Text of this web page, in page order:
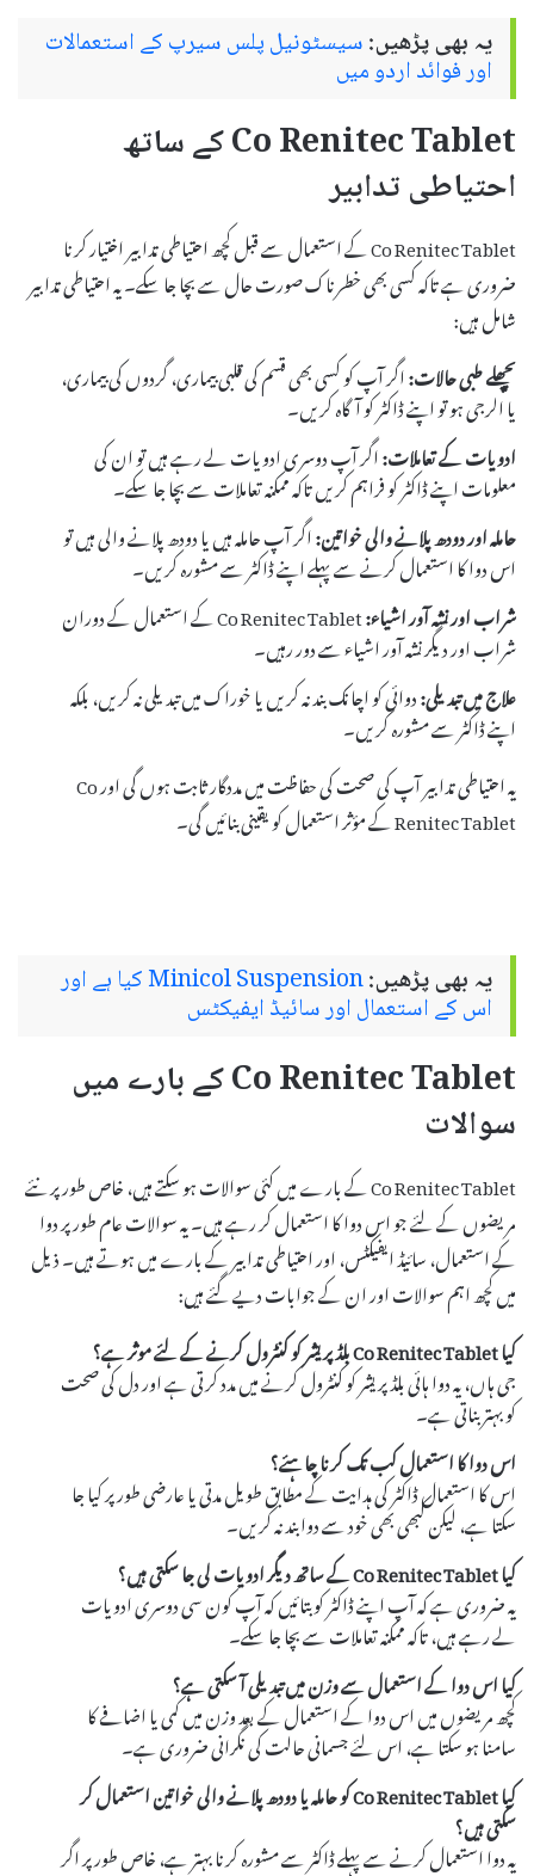
یہ بھی پڑھیں:سیسٹونیل پلس سیرپ کے استعمالات
اور فوائد اردو میں
Co Renitec Tablet کے ساتھ
احتیاطی تدابیر
Co Renitec Tablet کے استعمال سے قبل کچھ احتیاطی تدابیر اختیار کرنا
ضروری ہے تاکہ کسی بھی خطرناک صورت حال سے بچا جا سکے۔ یہ احتیاطی تدابیر
شامل ہیں:
پچھلے طبی حالات:اگر آپ کو کسی بھی قسم کی قلبی بیماری، گردوں کی بیماری،
یا الرجی ہو تو اپنے ڈاکٹر کو آگاہ کریں۔
ادویات کے تعاملات:اگر آپ دوسری ادویات لے رہے ہیں تو ان کی
معلومات اپنے ڈاکٹر کو فراہم کریں تاکہ ممکنہ تعاملات سے بچا جا سکے۔
حاملہ اور دودھ پلانے والی خواتین:اگر آپ حاملہ ہیں یا دودھ پلانے والی ہیں تو
اس دوا کا استعمال کرنے سے پہلے اپنے ڈاکٹر سے مشورہ کریں۔
شراب اور نشہ آور اشیاء:
Co Renitec Tablet کے استعمال کے دوران
شراب اور دیگر نشہ آور اشیاء سے دور رہیں۔
علاج میں تبدیلی:دوائی کو اچانک بند نہ کریں یا خوراک میں تبدیلی نہ کریں، بلکہ
اپنے ڈاکٹر سے مشورہ کریں۔
یہ احتیاطی تدابیر آپ کی صحت کی حفاظت میں مددگار ثابت ہوں گی اور Co
Renitec Tablet کے مؤثر استعمال کو یقینی بنائیں گی۔
یہ بھی پڑھیں: Minicol Suspension کیا ہے اور
اس کے استعمال اور سائیڈ ایفیکٹس
Co Renitec Tablet کے بارے میں
سوالات
Co Renitec Tablet کے بارے میں کئی سوالات ہو سکتے ہیں، خاص طور پر نئے
مریضوں کے لئے جو اس دوا کا استعمال کر رہے ہیں۔ یہ سوالات عام طور پر دوا
کے استعمال، سائیڈ ایفیکٹس، اور احتیاطی تدابیر کے بارے میں ہوتے ہیں۔ ذیل
میں کچھ اہم سوالات اور ان کے جوابات دیے گئے ہیں:
کیا Co Renitec Tablet بلڈ پریشر کو کنٹرول کرنے کے لئے موثر ہے؟
جی ہاں، یہ دوا ہائی بلڈ پریشر کو کنٹرول کرنے میں مدد کرتی ہے اور دل کی صحت
کو بہتر بناتی ہے۔
اس دوا کا استعمال کب تک کرنا چاہئے؟
اس کا استعمال ڈاکٹر کی ہدایت کے مطابق طویل مدتی یا عارضی طور پر کیا جا
سکتا ہے، لیکن کبھی بھی خود سے دوا بند نہ کریں۔
کیا Co Renitec Tablet کے ساتھ دیگر ادویات لی جا سکتی ہیں؟
یہ ضروری ہے کہ آپ اپنے ڈاکٹر کو بتائیں کہ آپ کون سی دوسری ادویات
لے رہے ہیں، تاکہ ممکنہ تعاملات سے بچا جا سکے۔
کیا اس دوا کے استعمال سے وزن میں تبدیلی آ سکتی ہے؟
کچھ مریضوں میں اس دوا کے استعمال کے بعد وزن میں کمی یا اضافے کا
سامنا ہو سکتا ہے، اس لئے جسمانی حالت کی نگرانی ضروری ہے۔
کیا Co Renitec Tablet کو حاملہ یا دودھ پلانے والی خواتین استعمال کر
سکتی ہیں؟
یہ دوا استعمال کرنے سے پہلے ڈاکٹر سے مشورہ کرنا بہتر ہے، خاص طور پر اگر